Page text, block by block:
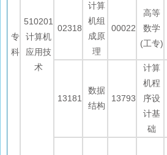
专
科
510201
计算机
应用技
术
02318
计算
机组
成原
理
00022
高等
数学
(工专)
13181
数据
结构
13793
计算
机程
序设
计基
础